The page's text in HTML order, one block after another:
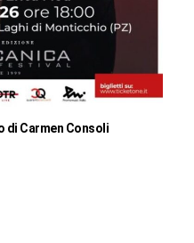
Carmen Consoli